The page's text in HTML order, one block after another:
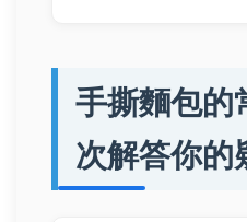
手撕麵包的
次解答你的